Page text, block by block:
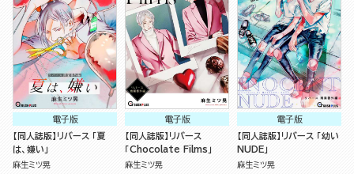
電子版
【同人誌版】リバース 「夏
は、嫌い」
麻生ミツ晃
電子版
【同人誌版】リバース
「Chocolate Films」
麻生ミツ晃
電子版
【同人誌版】リバース 「幼い
NUDE」
麻生ミツ晃